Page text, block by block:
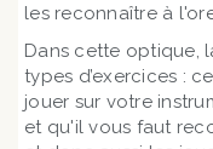
les reconnaître à
Dans cette optique,
types d’exercices :
jouer sur votre
et qu'il vous faut